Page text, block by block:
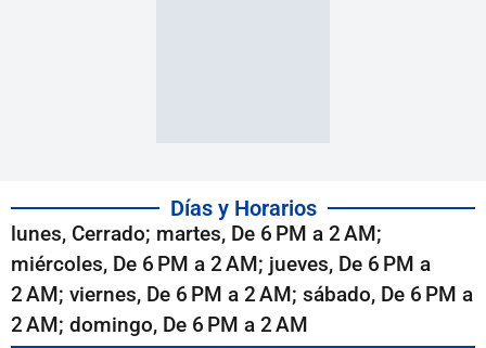
Días y Horarios
lunes, Cerrado; martes, De 6 PM a 2 AM;
miércoles, De 6 PM a 2 AM; jueves, De 6 PM a
2 AM; viernes, De 6 PM a 2 AM; sábado, De 6 PM a
2 AM; domingo, De 6 PM a 2 AM